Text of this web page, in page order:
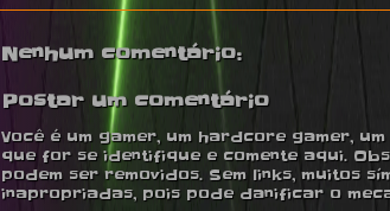
Nenhum comentário:
Postar um comentário
Você é um gamer, um hardcore gamer,
que for se identifique e comente aqui.
podem ser removidos. Sem links, muitos
inapropriadas, pois pode danificar o